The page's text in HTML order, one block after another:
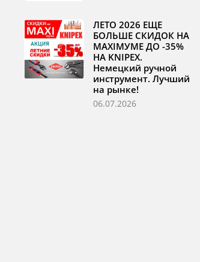
ЛЕТО 2026 ЕЩЕ
БОЛЬШЕ СКИДОК НА
MAXIМУМЕ ДО -35%
НА KNIPEX.
Немецкий ручной
инструмент. Лучший
на рынке!
06.07.2026